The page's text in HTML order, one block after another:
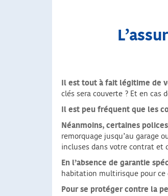
Il est tout à fait légitime de
clés sera couverte ? Et en cas
Il est peu fréquent que les
Néanmoins, certaines
remorquage jusqu’au garage
incluses dans votre contrat et
En l’absence de garantie
habitation multirisque pour ce
Pour se protéger contre la